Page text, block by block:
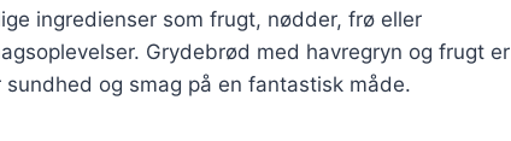
ingredienser som frugt, nødder, frø eller
Grydebrød med havregryn og frugt er
og smag på en fantastisk måde.